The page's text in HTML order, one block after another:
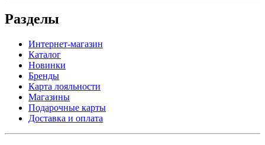
Разделы
Интернет-магазин
Каталог
Новинки
Бренды
Карта лояльности
Магазины
Подарочные карты
Доставка и оплата